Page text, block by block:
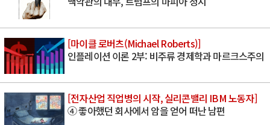
[마이클 로버츠(Michael Roberts)]
인플레이션 이론 2부: 비주류 경제학과 마르크스주의
[전자산업 직업병의 시작, 실리콘밸리 IBM 노동자]
④ 좋아했던 회사에서 암을 얻어 떠난 남편